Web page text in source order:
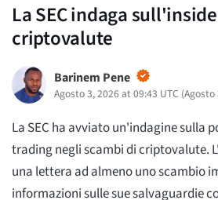
La SEC indaga
criptovalute
Barinem Pene
Agosto 3, 2026 at 09:43 UTC (Agosto
La SEC ha avviato un'indagine sulla
trading negli scambi di criptovalute.
una lettera ad almeno uno scambio
informazioni sulle sue salvaguardie